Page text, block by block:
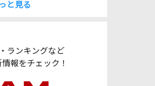
と見る
ランキングなど
報をチェック！